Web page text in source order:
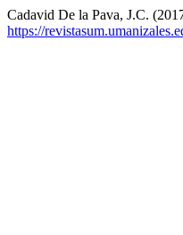
Cadavid De la Pava, J.C.
https://